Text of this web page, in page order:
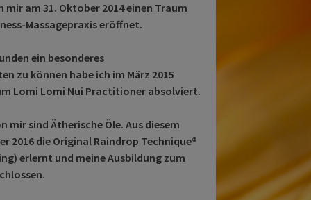
am 31. Oktober 2014 einen Traum
Massagepraxis eröffnet.
ein besonderes
zu können habe ich im März 2015
Lomi Lomi Nui Practitioner absolviert.
mir sind Ätherische Öle. Aus diesem
2016 die Original Raindrop Technique®
erlernt und meine Ausbildung zum